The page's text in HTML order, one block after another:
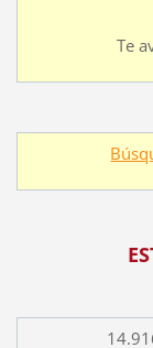
Te